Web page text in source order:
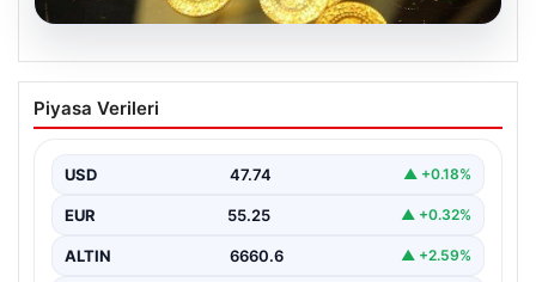
Altın fiyatları canlı 7 Nisan 2026: Altın
fiyatları bugün ne kadar oldu?
Piyasa Verileri
USD 47.74 ▲ +0.18%
EUR 55.25 ▲ +0.32%
ALTIN 6660.6 ▲ +2.59%